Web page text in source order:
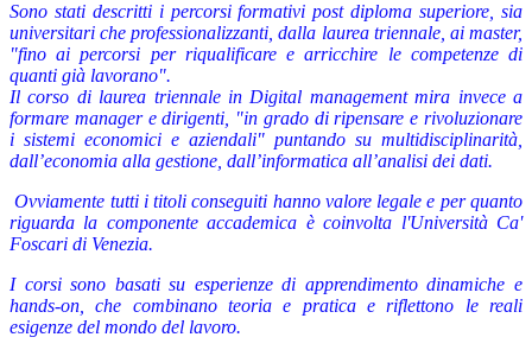
Sono stati descritti i percorsi formativi post diploma superiore, sia
universitari che professionalizzanti, dalla laurea triennale, ai master,
"fino ai percorsi per riqualificare e arricchire le competenze di
quanti già lavorano".
Il corso di laurea triennale in Digital management mira invece a
formare manager e dirigenti, "in grado di ripensare e rivoluzionare
i sistemi economici e aziendali" puntando su multidisciplinarità,
dall’economia alla gestione, dall’informatica all’analisi dei dati.
Ovviamente tutti i titoli conseguiti hanno valore legale e per quanto
riguarda la componente accademica è coinvolta l'Università Ca'
Foscari di Venezia.
I corsi sono basati su esperienze di apprendimento dinamiche e
hands-on, che combinano teoria e pratica e riflettono le reali
esigenze del mondo del lavoro.